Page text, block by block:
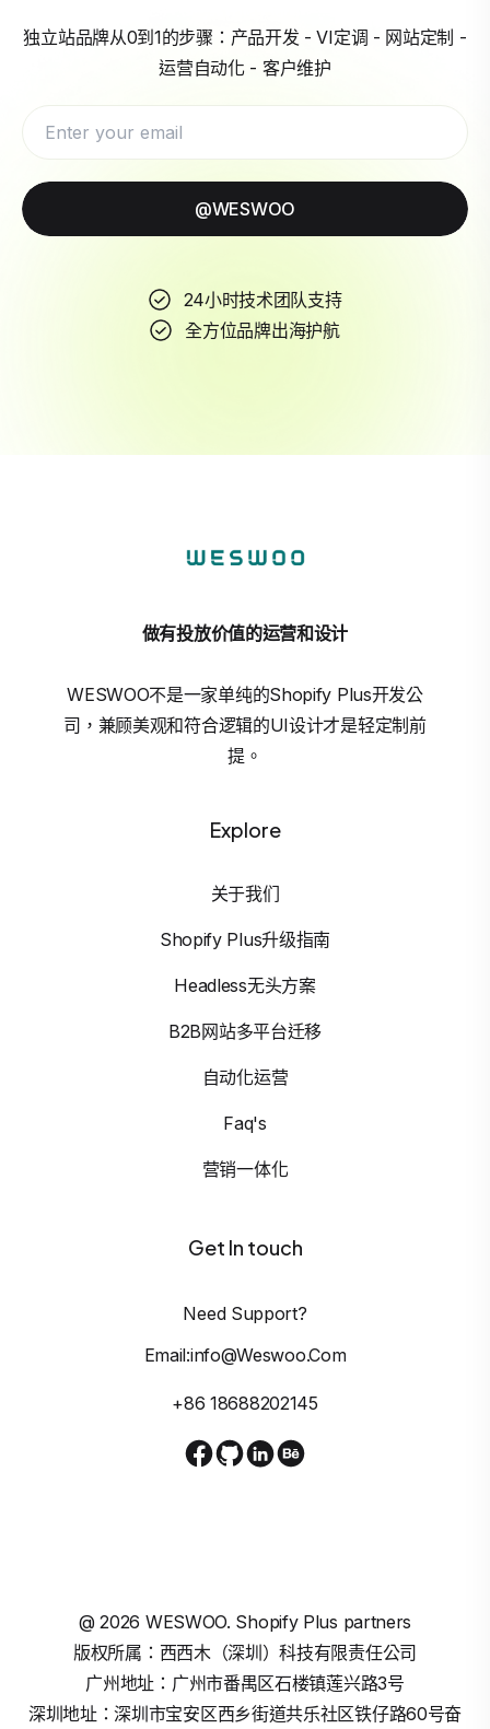
独立站品牌从0到1的步骤：产品开发 - VI定调 - 网站定制 -
运营自动化 - 客户维护
@WESWOO
24小时技术团队支持
全方位品牌出海护航
做有投放价值的运营和设计
WESWOO不是一家单纯的Shopify Plus开发公
司，兼顾美观和符合逻辑的UI设计才是轻定制前
提。
Explore
关于我们
Shopify Plus升级指南
Headless无头方案
B2B网站多平台迁移
自动化运营
Faq's
营销一体化
Get In touch
Need Support?
Email:info@weswoo.com
+86 18688202145
@2026 WESWOO. Shopify Plus partners
版权所属：西西木（深圳）科技有限责任公司
广州地址：广州市番禺区石楼镇莲兴路3号
深圳地址：深圳市宝安区西乡街道共乐社区铁仔路60号奋